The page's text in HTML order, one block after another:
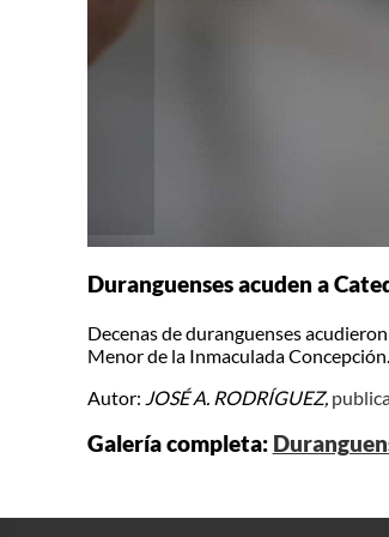
Duranguenses acuden a
Decenas de duranguenses
Menor de la Inmaculada Concepción.
Autor: JOSÉ A. RODRÍGUEZ,
Galería completa: